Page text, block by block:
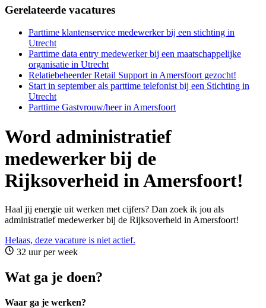
Gerelateerde vacatures
Parttime klantenservice medewerker bij een stichting in
Utrecht
Parttime data entry medewerker bij een maatschappelijke
organisatie in Utrecht
Relatiebeheerder Retail Support in Amersfoort gezocht!
Start in september als parttime telefonist bij een Stichting in
Utrecht
Parttime Gastvrouw/heer in Amersfoort
Word administratief
medewerker bij de
Rijksoverheid in Amersfoort!
Haal jij energie uit werken met cijfers? Dan zoek ik jou als
administratief medewerker bij de Rijksoverheid in Amersfoort!
Helaas, deze vacature is niet actief.
32 uur per week
Wat ga je doen?
Waar ga je werken?